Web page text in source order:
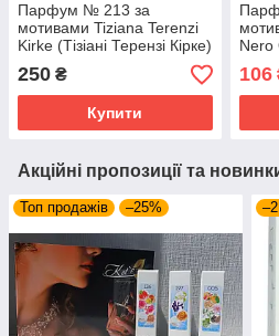
Парфум № 213 за
мотивами Tiziana Terenzi
Kirke (Тізіані Терензі Кірке)
250 ₴
Купити
Nero
ОПТ
106
Акційні пропозиції та
Топ продажів –25%